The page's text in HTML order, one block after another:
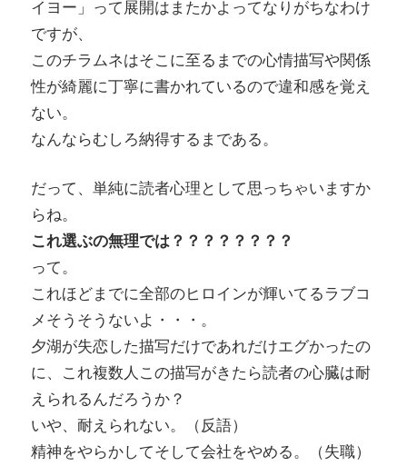
イヨー」って展開はまたかよってなりがちなわけ
ですが、
このチラムネはそこに至るまでの心情描写や関係
性が綺麗に丁寧に書かれているので違和感を覚え
ない。
なんならむしろ納得するまである。
だって、単純に読者心理として思っちゃいますか
らね。
これ選ぶの無理では？？？？？？？？
って。
これほどまでに全部のヒロインが輝いてるラブコ
メそうそうないよ・・・。
夕湖が失恋した描写だけであれだけエグかったの
に、これ複数人この描写がきたら読者の心臓は耐
えられるんだろうか？
いや、耐えられない。（反語）
精神をやらかしてそして会社をやめる。（失職）